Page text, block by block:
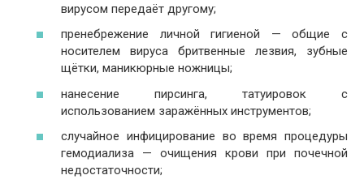
вирусом передаёт другому;
пренебрежение личной гигиеной — общие с
носителем вируса бритвенные лезвия, зубные
щётки, маникюрные ножницы;
нанесение пирсинга, татуировок с
использованием заражённых инструментов;
случайное инфицирование во время процедуры
гемодиализа — очищения крови при почечной
недостаточности;